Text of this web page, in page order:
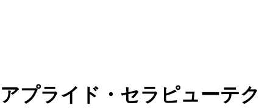
アプライド・セラピューテク